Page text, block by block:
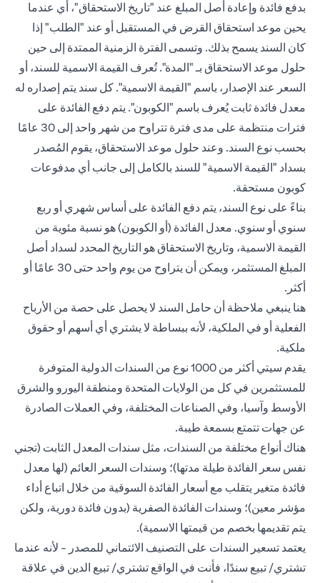
بدفع فائدة وإعادة أصل المبلغ عند "تاريخ الاستحقاق"، أي عندما
يحين موعد استحقاق القرض في المستقبل أو عند "الطلب" إذا
كان السند يسمح بذلك. وتسمى الفترة الزمنية الممتدة إلى حين
حلول موعد الاستحقاق بـ "المدة". تُعرف القيمة الاسمية للسند، أو
السعر عند الإصدار، باسم "القيمة الاسمية". كل سند يتم إصداره له
معدل فائدة ثابت يُعرف باسم "الكوبون". يتم دفع الفائدة على
فترات منتظمة على مدى فترة تتراوح من شهر واحد إلى 30 عامًا
بحسب نوع السند. وعند حلول موعد الاستحقاق، يقوم المُصدر
بسداد "القيمة الاسمية" للسند بالكامل إلى جانب أي مدفوعات
كوبون مستحقة.
بناءً على نوع السند، يتم دفع الفائدة على أساس شهري أو ربع
سنوي أو سنوي. معدل الفائدة (أو الكوبون) هو نسبة مئوية من
القيمة الاسمية، وتاريخ الاستحقاق هو التاريخ المحدد لسداد أصل
المبلغ المستثمر، ويمكن أن يتراوح من يوم واحد حتى 30 عامًا أو
أكثر.
هنا ينبغي ملاحظة أن حامل السند لا يحصل على حصة من الأرباح
الفعلية أو في الملكية، لأنه ببساطة لا يشتري أي أسهم أو حقوق
ملكية.
يقدم سيتي أكثر من 1000 نوع من السندات الدولية المتوفرة
للمستثمرين في كل من الولايات المتحدة ومنطقة اليورو والشرق
الأوسط وآسيا، وفي الصناعات المختلفة، وفي العملات الصادرة
عن جهات تتمتع بسمعة طيبة.
هناك أنواع مختلفة من السندات، مثل سندات المعدل الثابت (تجني
نفس سعر الفائدة طيلة مدتها)؛ وسندات السعر العائم (لها معدل
فائدة متغير يتقلب مع أسعار الفائدة السوقية من خلال اتباع أداء
مؤشر معين)؛ وسندات الفائدة الصفرية (بدون فائدة دورية، ولكن
يتم تقديمها بخصم من قيمتها الاسمية).
يعتمد تسعير السندات على التصنيف الائتماني للمصدر - لأنه عندما
تشتري/ تبيع سندًا، فأنت في الواقع تشتري/ تبيع الدين في علاقة